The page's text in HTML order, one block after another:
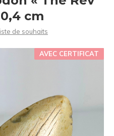
cm
de souhaits
AVEC CERTIFICAT